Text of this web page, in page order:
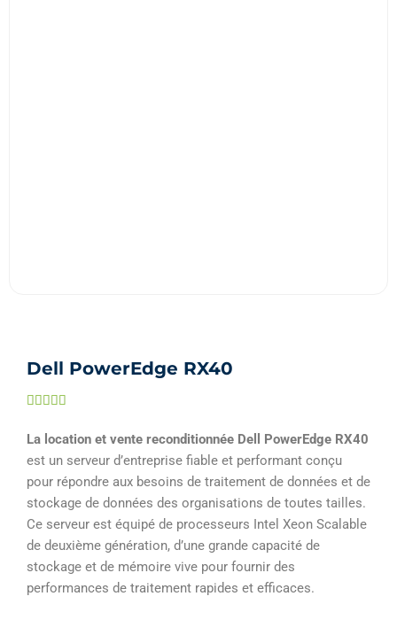
Dell PowerEdge RX40
    
sur
5
La location et vente reconditionnée Dell PowerEdge RX40
est un serveur d’entreprise fiable et performant conçu
pour répondre aux besoins de traitement de données et de
stockage de données des organisations de toutes tailles.
Ce serveur est équipé de processeurs Intel Xeon Scalable
de deuxième génération, d’une grande capacité de
stockage et de mémoire vive pour fournir des
performances de traitement rapides et efficaces.